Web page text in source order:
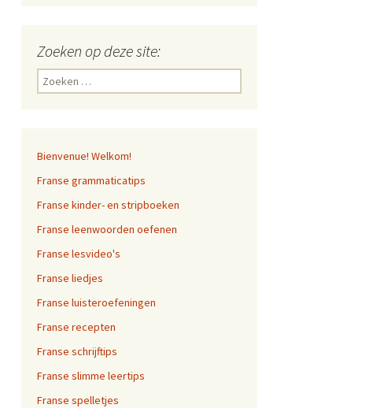
Zoeken op deze site:
Zoeken
naar:
Bienvenue! Welkom!
Franse grammaticatips
Franse kinder- en stripboeken
Franse leenwoorden oefenen
Franse lesvideo's
Franse liedjes
Franse luisteroefeningen
Franse recepten
Franse schrijftips
Franse slimme leertips
Franse spelletjes